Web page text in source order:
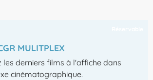
MULITPLEX
les derniers films à l'affiche dans
cinématographique.